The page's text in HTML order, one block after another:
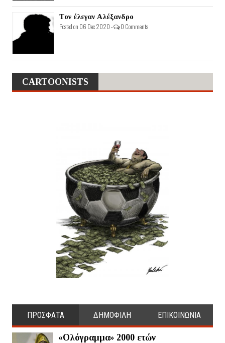
Τον έλεγαν Αλέξανδρο
Posted on 06 Dec 2020 - 0 Comments
CARTOONISTS
ΠΡΟΣΦΑΤΑ ΔΗΜΟΦΙΛΗ ΕΠΙΚΟΙΝΩΝΙΑ
«Ολόγραμμα» 2000 ετών